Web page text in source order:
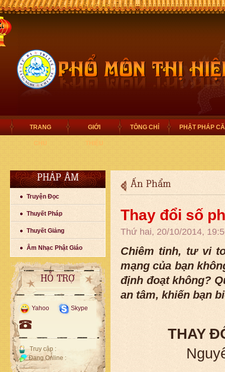
TRANG GIỚI
THIỆU
TÔNG CHỈ PHẬT PHÁP
PHÁP ÂM
Truyện Đọc
Thuyết Pháp
Thuyết Giảng
Âm Nhạc Phật Giáo
HỖ TRỢ
Yahoo Skype
Truy cập :
Đang Online :
Ấn Phẩm
Thay đổi số
Thứ hai, 20/10/2014,
Chiêm tinh, tư vi
mạng của bạn
định đoạt không?
an tâm, khiến bạn
THAY